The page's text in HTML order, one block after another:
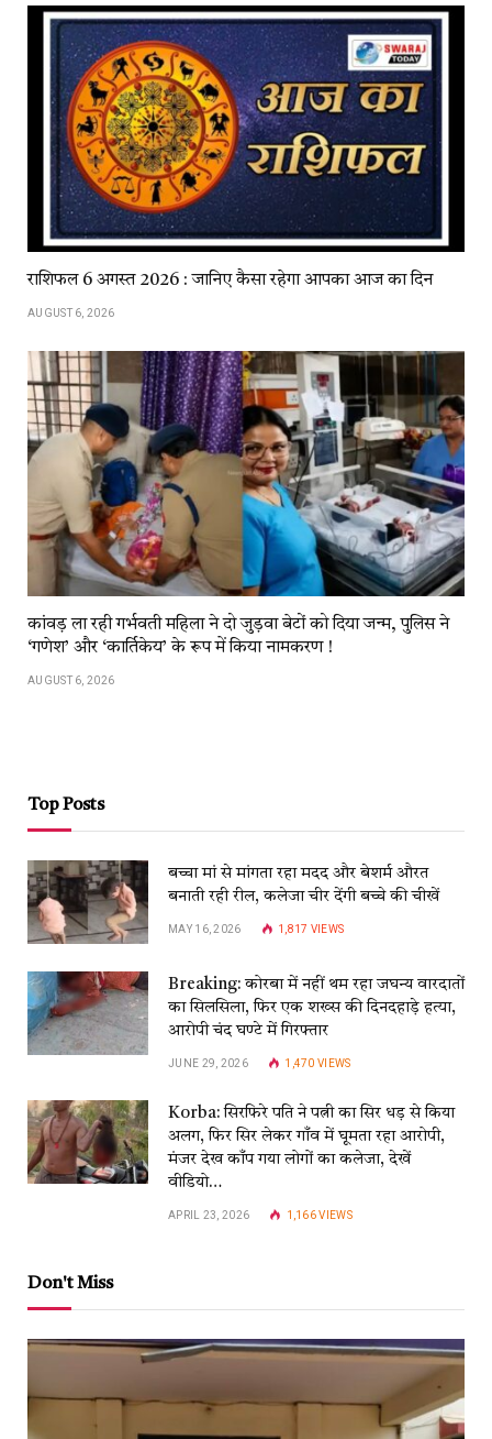
राशिफल 6 अगस्त 2026 : जानिए कैसा रहेगा आपका आज का दिन
AUGUST 6, 2026
कांवड़​​ ला​​ रही​​ गर्भवती महिला ने दो जुड़वा बेटों को दिया जन्म, पुलिस ने
‘गणेश’ और ‘कार्तिकेय’ के रूप में किया नामकरण !
AUGUST 6, 2026
Top Posts
बच्चा मां से मांगता रहा मदद और बेशर्म औरत
बनाती रही रील, कलेजा चीर देंगी बच्चे की चीखें
MAY 16, 2026 1,817 VIEWS
Breaking: कोरबा में नहीं थम रहा जघन्य वारदातों
का सिलसिला, फिर एक शख्स की दिनदहाड़े हत्या,
आरोपी चंद घण्टे में गिरफ्तार
JUNE 29, 2026 1,470VIEWS
Korba: सिरफिरे पति ने पत्नी का सिर धड़ से किया
अलग, फिर सिर लेकर गाँव में घूमता रहा आरोपी,
मंजर देख काँप गया लोगों का कलेजा, देखें
वीडियो…
APRIL 23, 2026 1,166VIEWS
Don't Miss